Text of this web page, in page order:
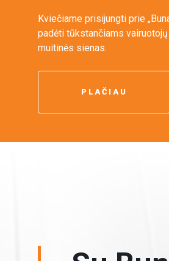
Kviečiame prisijungti prie
padėti tūkstančiams
muitinės sienas.
PLAČIAU